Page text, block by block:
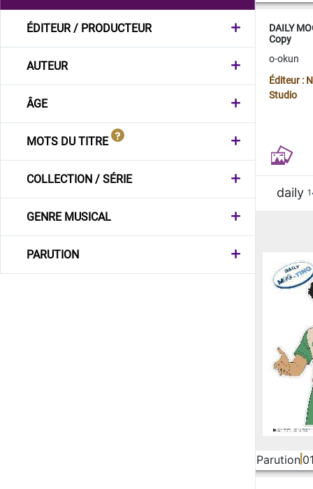
ÉDITEUR / PRODUCTEUR
AUTEUR
ÂGE
MOTS DU TITRE
COLLECTION / SÉRIE
GENRE MUSICAL
PARUTION
DAILY
Copy
o-okun
Éditeur :
Studio
daily
Parution